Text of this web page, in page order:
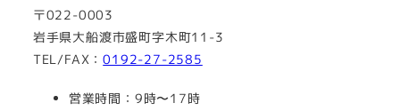
〒022-0003
岩手県大船渡市盛町字木町11-3
TEL/FAX：0192-27-2585
営業時間：9時〜17時